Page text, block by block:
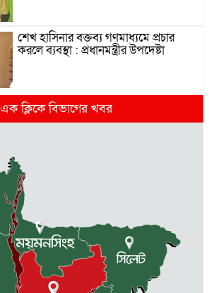
শেখ হাসিনার বক্তব্য গণমাধ্যমে প্রচার
করলে ব্যবস্থা : প্রধানমন্ত্রীর উপদেষ্টা
দিল্লিতে হাসিনার গণমাধ্যমে ভাষণ নিয়ে যা
বলছে ভারত
রাজধানীর তিন ক্যাম্পাসে ছাত্রদল-
ছাত্রশিবির দফায় দফায় সংঘর্ষ
সরকারের ফ্যামিলি কার্ড কার্যক্রম
বাস্তবায়নে ব্যয় ২০০০ কোটি টাকা
এক ক্লিকে বিভাগের খবর